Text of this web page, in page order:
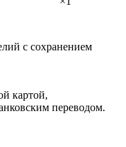
с сохранением
картой,
переводом.